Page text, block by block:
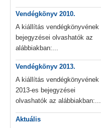
Vendégkönyv 2010.
A kiállítás vendégkönyvének
bejegyzései olvashatók az
alábbiakban:...
Vendégkönyv 2013.
A kiállítás vendégkönyvének
2013-es bejegyzései
olvashatók az alábbiakban:...
Aktuális